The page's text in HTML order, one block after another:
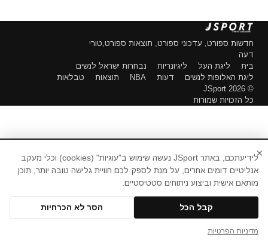
חדשות ספורט, עדכוני ספורט, תוצאות ספורט,טורי
דעה
בית
ליגת העל ליגיונריות
נבחרות ישראל לנשים
ליגת האלופות לנשים
דעות NBA תוצאות
טבלאות
© 2026 JSport
כל הזכויות שמורות
×
לידיעתכם, באתר JSport נעשה שימוש ב"עוגיות" (cookies) וכלי מעקב
אנליטיים דומים אחרים, על מנת לספק לכם חוויית גלישה טובה יותר, תוכן
מותאם אישית וביצוע ניתוחים סטטיסטיים.
קבל הכל הסר לא הכרחיות
מדיניות הפרטיות